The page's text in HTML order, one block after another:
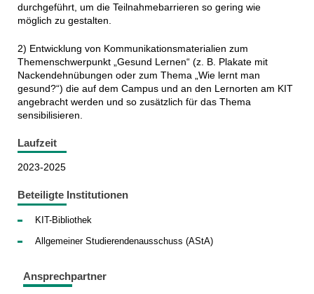
durchgeführt, um die Teilnahmebarrieren so gering wie
möglich zu gestalten.
2) Entwicklung von Kommunikationsmaterialien zum
Themenschwerpunkt „Gesund Lernen“ (z. B. Plakate mit
Nackendehnübungen oder zum Thema „Wie lernt man
gesund?“) die auf dem Campus und an den Lernorten am KIT
angebracht werden und so zusätzlich für das Thema
sensibilisieren.
Laufzeit
2023-2025
Beteiligte Institutionen
KIT-Bibliothek
Allgemeiner Studierendenausschuss (AStA)
Ansprechpartner